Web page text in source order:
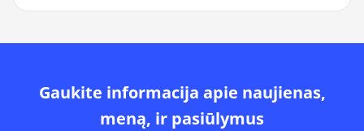
Gaukite informacija apie naujienas,
meną, ir pasiūlymus